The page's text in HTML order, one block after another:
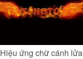
Hiệu ứng chữ cánh lửa